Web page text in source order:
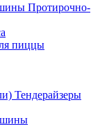
Протирочно-
пиццы
Тендерайзеры